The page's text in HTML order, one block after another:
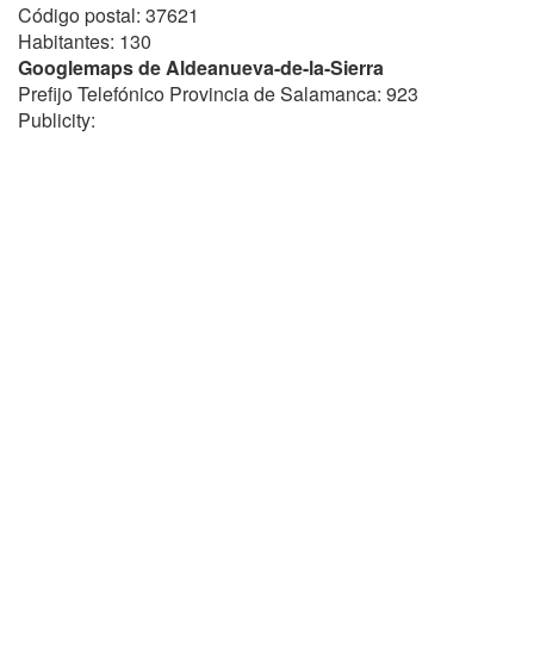
Código postal: 37621
Habitantes: 130
Googlemaps de Aldeanueva-de-la-Sierra
Prefijo Telefónico Provincia de Salamanca: 923
Publicity: